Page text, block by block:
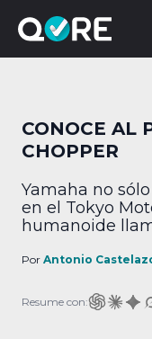
CONOCE AL
CHOPPER
Yamaha no
en el Tokyo
humanoide
velocidad y un
de motoGP.
una R1M
Por Antonio
Resume con: